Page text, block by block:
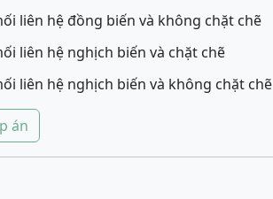
liên hệ đồng biến và không chặt chẽ
liên hệ nghịch biến và chặt chẽ
liên hệ nghịch biến và không chặt chẽ
án